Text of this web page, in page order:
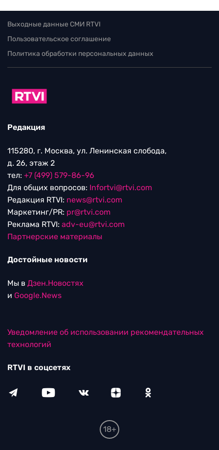
Выходные данные СМИ RTVI
Пользовательское соглашение
Политика обработки персональных данных
Редакция
115280, г. Москва, ул. Ленинская слобода,
д. 26, этаж 2
тел: +7 (499) 579-86-96
Для общих вопросов: Infortvi@rtvi.com
Редакция RTVI: news@rtvi.com
Маркетинг/PR: pr@rtvi.com
Реклама RTVI: adv-eu@rtvi.com
Партнерские материалы
Достойные новости
Мы в Дзен.Новостях
и Google.News
Уведомление об использовании рекомендательных
технологий
RTVI в соцсетях
18+